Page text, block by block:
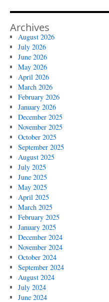
Archives
August 2026
July 2026
June 2026
May 2026
April 2026
March 2026
February 2026
January 2026
December 2025
November 2025
October 2025
September 2025
August 2025
July 2025
June 2025
May 2025
April 2025
March 2025
February 2025
January 2025
December 2024
November 2024
October 2024
September 2024
August 2024
July 2024
June 2024